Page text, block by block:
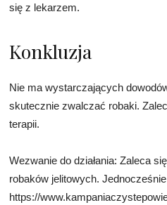
się z lekarzem.
Konkluzja
Nie ma wystarczających
skutecznie zwalczać robaki.
terapii.
Wezwanie do działania: Zaleca
robaków jelitowych.
https://